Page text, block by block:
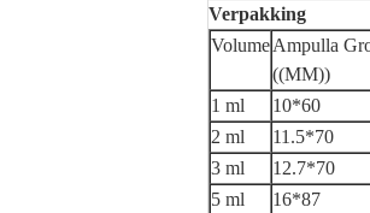
Verpakking
VolumeAmpulla
((MM))
1 ml
10*60
2 ml
11.5*70
3 ml
12.7*70
5 ml
16*87